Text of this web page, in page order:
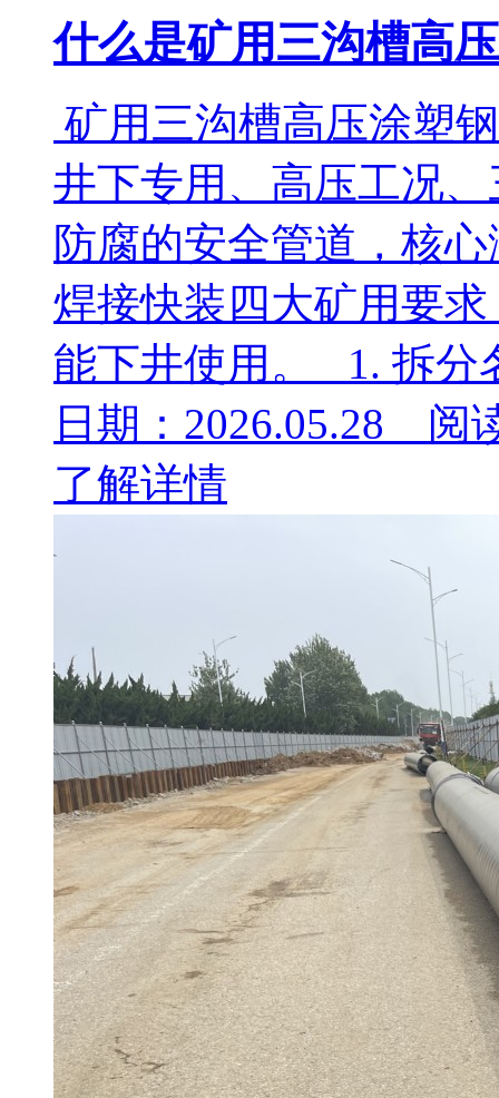
什么是矿用三沟槽高
矿用三沟槽高压涂塑
井下专用、高压工况
防腐的安全管道，核
焊接快装四大矿用要
能下井使用。 1. 拆分
日期：2026.05.28 阅
了解详情